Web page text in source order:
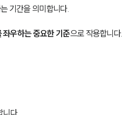
기간을 의미합니다.
좌우하는 중요한 기준으로 작용합니다.
다.